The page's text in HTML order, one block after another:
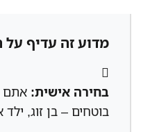
מדוע זה עדיף
בחירה אישית: אתם
בוטחים – בן זוג,